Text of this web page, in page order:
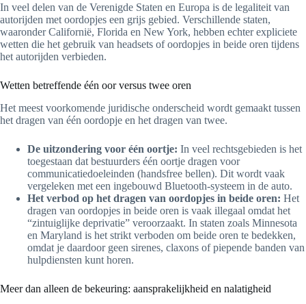
In veel delen van de Verenigde Staten en Europa is de legaliteit van
autorijden met oordopjes een grijs gebied. Verschillende staten,
waaronder Californië, Florida en New York, hebben echter expliciete
wetten die het gebruik van headsets of oordopjes in beide oren tijdens
het autorijden verbieden.
Wetten betreffende één oor versus twee oren
Het meest voorkomende juridische onderscheid wordt gemaakt tussen
het dragen van één oordopje en het dragen van twee.
De uitzondering voor één oortje: In veel rechtsgebieden is het
toegestaan ​​dat bestuurders één oortje dragen voor
communicatiedoeleinden (handsfree bellen). Dit wordt vaak
vergeleken met een ingebouwd Bluetooth-systeem in de auto.
Het verbod op het dragen van oordopjes in beide oren: Het
dragen van oordopjes in beide oren is vaak illegaal omdat het
“zintuiglijke deprivatie” veroorzaakt. In staten zoals Minnesota
en Maryland is het strikt verboden om beide oren te bedekken,
omdat je daardoor geen sirenes, claxons of piepende banden van
hulpdiensten kunt horen.
Meer dan alleen de bekeuring: aansprakelijkheid en nalatigheid